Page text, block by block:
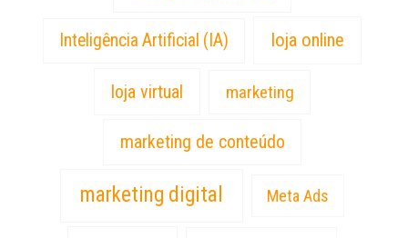
Inteligência Artificial (IA) loja online
loja virtual marketing
marketing de conteúdo
marketing digital Meta Ads